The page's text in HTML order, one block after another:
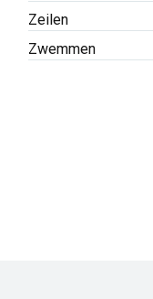
Zeilen
Zwemmen